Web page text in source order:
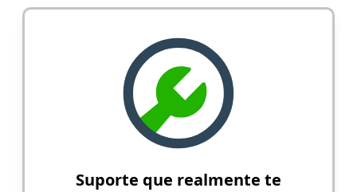
Suporte que realmente te